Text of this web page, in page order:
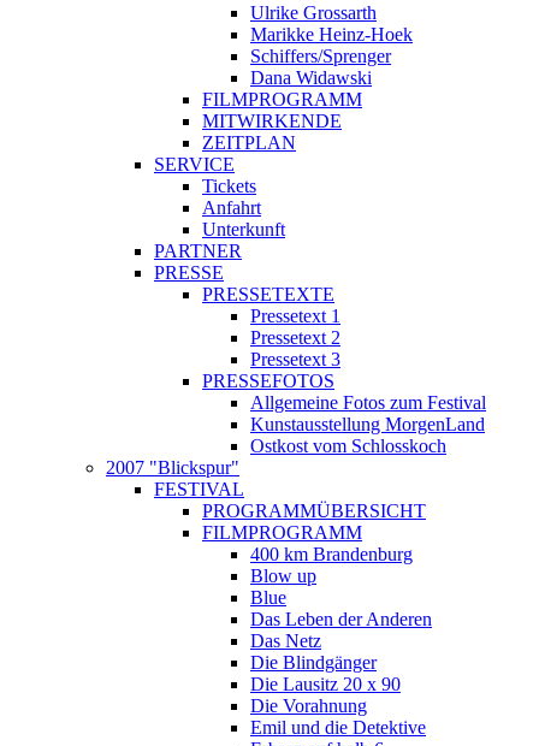
Ulrike Grossarth
Marikke Heinz-Hoek
Schiffers/Sprenger
Dana Widawski
FILMPROGRAMM
MITWIRKENDE
ZEITPLAN
SERVICE
Tickets
Anfahrt
Unterkunft
PARTNER
PRESSE
PRESSETEXTE
Pressetext 1
Pressetext 2
Pressetext 3
PRESSEFOTOS
Allgemeine Fotos zum Festival
Kunstausstellung MorgenLand
Ostkost vom Schlosskoch
2007 "Blickspur"
FESTIVAL
PROGRAMMÜBERSICHT
FILMPROGRAMM
400 km Brandenburg
Blow up
Blue
Das Leben der Anderen
Das Netz
Die Blindgänger
Die Lausitz 20 x 90
Die Vorahnung
Emil und die Detektive